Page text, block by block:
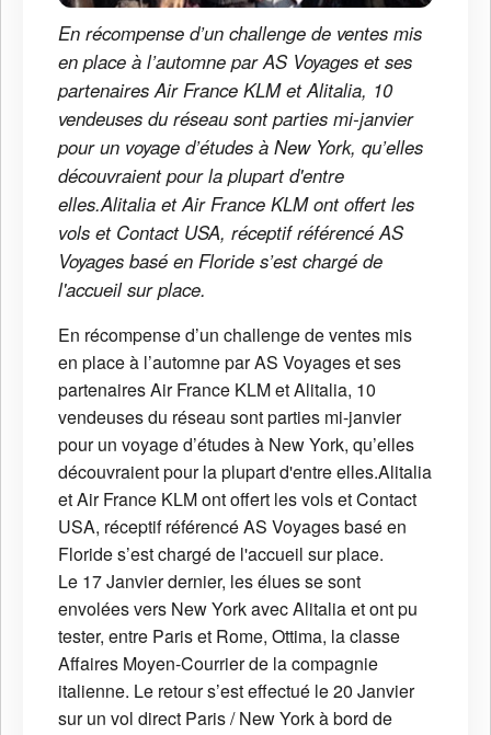
En récompense d’un challenge de ventes mis
en place à l’automne par AS Voyages et ses
partenaires Air France KLM et Alitalia, 10
vendeuses du réseau sont parties mi-janvier
pour un voyage d’études à New York, qu’elles
découvraient pour la plupart d'entre
elles.Alitalia et Air France KLM ont offert les
vols et Contact USA, réceptif référencé AS
Voyages basé en Floride s’est chargé de
l'accueil sur place.
En récompense d’un challenge de ventes mis
en place à l’automne par AS Voyages et ses
partenaires Air France KLM et Alitalia, 10
vendeuses du réseau sont parties mi-janvier
pour un voyage d’études à New York, qu’elles
découvraient pour la plupart d'entre elles.Alitalia
et Air France KLM ont offert les vols et Contact
USA, réceptif référencé AS Voyages basé en
Floride s’est chargé de l'accueil sur place.
Le 17 Janvier dernier, les élues se sont
envolées vers New York avec Alitalia et ont pu
tester, entre Paris et Rome, Ottima, la classe
Affaires Moyen-Courrier de la compagnie
italienne. Le retour s’est effectué le 20 Janvier
sur un vol direct Paris / New York à bord de